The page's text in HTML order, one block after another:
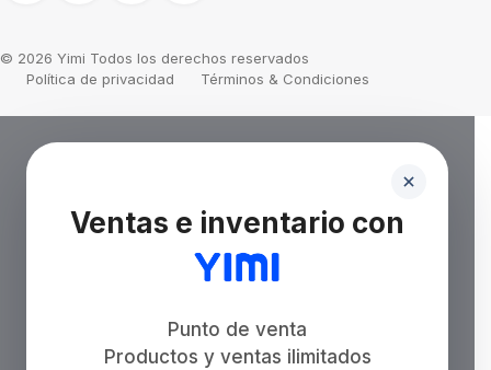
© 2026 Yimi Todos los derechos reservados
Política de privacidad
Términos & Condiciones
Ventas e inventario con
Punto de venta
Productos y ventas ilimitados